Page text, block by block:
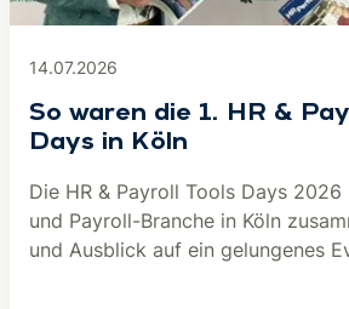
14.07.2026
So waren die 1. HR &
Days in Köln
Die HR & Payroll Tools Days
und Payroll-Branche in Köln
und Ausblick auf ein gelungenes